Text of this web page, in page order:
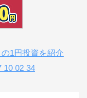
1円投資を紹介